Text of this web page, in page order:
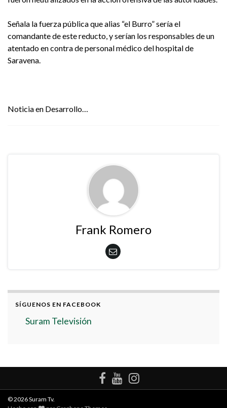
Señala la fuerza pública que alias “el Burro” sería el
comandante de este reducto, y serían los responsables de un
atentado en contra de personal médico del hospital de
Saravena.
Noticia en Desarrollo…
Frank Romero
SÍGUENOS EN FACEBOOK
Suram Televisión
© 2026 Suram Tv.